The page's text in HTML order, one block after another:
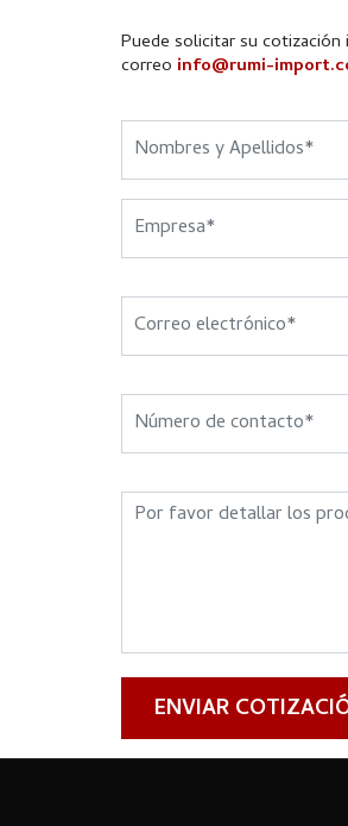
Puede solicitar su
correo info@rumi-
ENVIAR